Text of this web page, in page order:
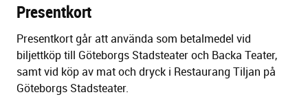
Presentkort
Presentkort går att använda som betalmedel vid
biljettköp till Göteborgs Stadsteater och Backa Teater,
samt vid köp av mat och dryck i Restaurang Tiljan på
Göteborgs Stadsteater.